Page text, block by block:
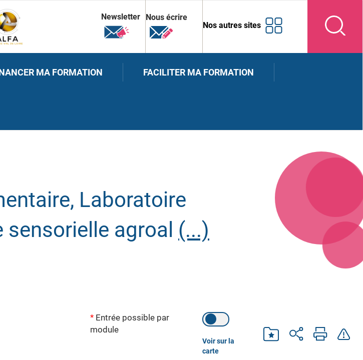
Newsletter
Nous écrire
Nos autres sites
MA FORMATION FACILITER MA FORMATION
Laboratoire
agroal (...)
* Entrée possible par
module
Voir sur la
carte